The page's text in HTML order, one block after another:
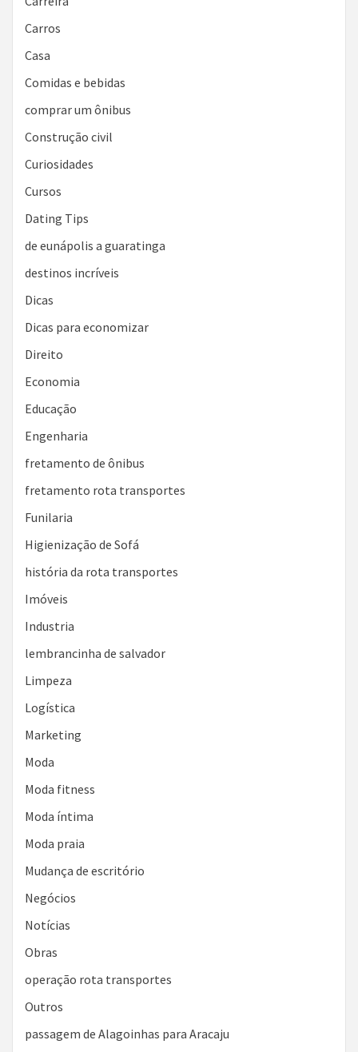
Carros
Casa
Comidas e bebidas
comprar um ônibus
Construção civil
Curiosidades
Cursos
Dating Tips
de eunápolis a guaratinga
destinos incríveis
Dicas
Dicas para economizar
Direito
Economia
Educação
Engenharia
fretamento de ônibus
fretamento rota transportes
Funilaria
Higienização de Sofá
história da rota transportes
Imóveis
Industria
lembrancinha de salvador
Limpeza
Logística
Marketing
Moda
Moda fitness
Moda íntima
Moda praia
Mudança de escritório
Negócios
Notícias
Obras
operação rota transportes
Outros
passagem de Alagoinhas para Aracaju